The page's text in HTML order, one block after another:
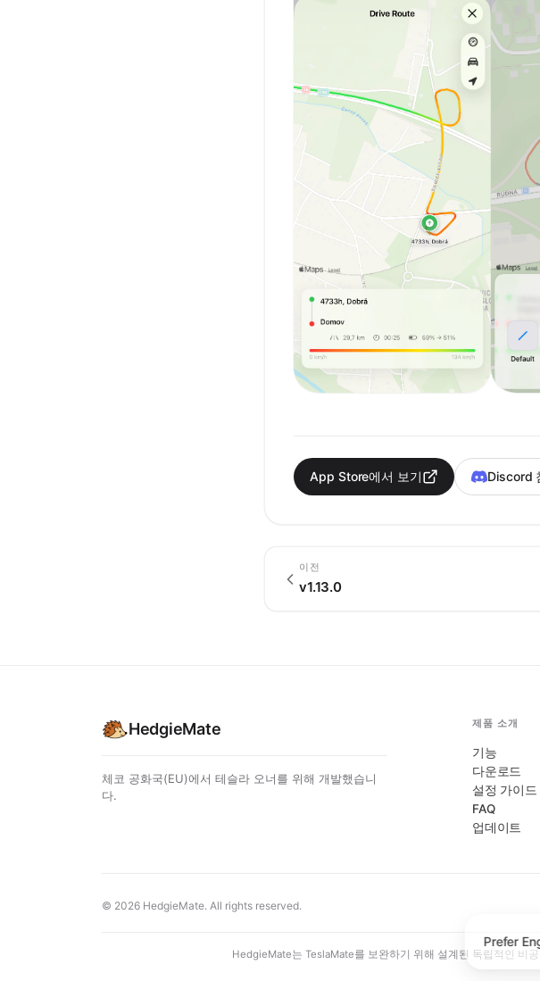
App Store에서 보기 Discord
이전
v1.13.0
HedgieMate
체코 공화국(EU)에서 테슬라 오너를 위해 개발했습니
다.
제품 소개
기능
다운로드
설정 가이드
FAQ
업데이트
© 2026 HedgieMate. All rights reserved.
HedgieMate는 TeslaMate를 보완하기 위해 설계된 독립적인 비
Prefer